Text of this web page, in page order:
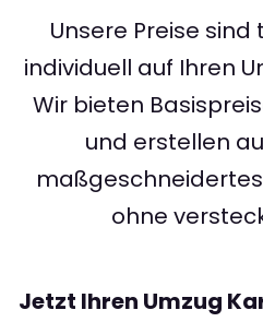
Unsere Preise
individuell auf Ihren
Wir bieten
und erstellen
ohne
Jetzt Ihren Umzug